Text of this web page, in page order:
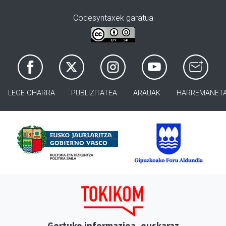
Codesyntaxek garatua
LEGE OHARRA PUBLIZITATEA ARAUAK